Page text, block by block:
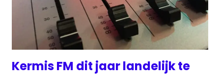
Kermis FM dit jaar landelijk te